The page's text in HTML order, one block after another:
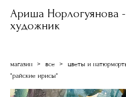
Ариша Норлогуянова -
художник
магазин > все > цветы и
"райские ирисы"